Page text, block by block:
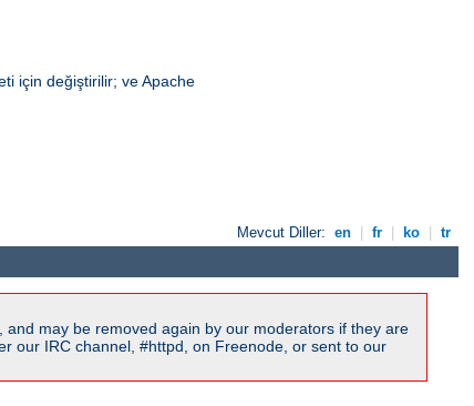
için değiştirilir; ve Apache
Mevcut Diller: en fr ko tr
may be removed again by our moderators if they are
our IRC channel, #httpd, on Freenode, or sent to our